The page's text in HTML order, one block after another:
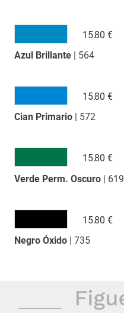
Azul Brillante| 564
15.80 €
Cian Primario| 572
15.80 €
Verde Perm. Oscuro| 619
15.80 €
Negro Óxido| 735
15.80 €